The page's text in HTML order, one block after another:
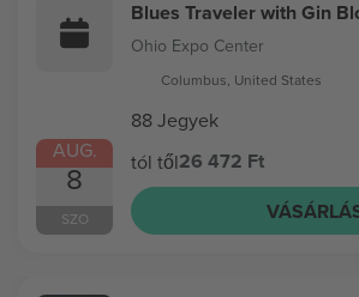
AUG.
8
SZO
Blues Traveler with Gin
Ohio Expo Center
Columbus, United States
88 Jegyek
tól től26 472 Ft